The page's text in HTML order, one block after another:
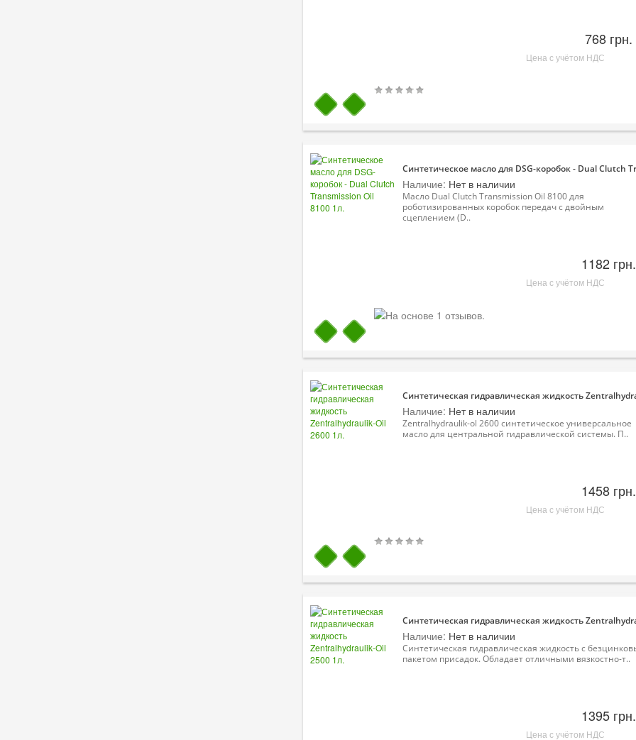
768 грн.
Цена с учётом НДС
Синтетическое масло для DSG-коробок - Dual Clutch
Наличие: Нет в наличии
Масло Dual Clutch Transmission Oil 8100 для
роботизированных коробок передач с двойным
сцеплением (D..
1182 грн.
Цена с учётом НДС
Синтетическая гидравлическая жидкость
Наличие: Нет в наличии
Zentralhydraulik-ol 2600 синтетическое универсальное
масло для центральной гидравлической системы. П..
1458 грн.
Цена с учётом НДС
Синтетическая гидравлическая жидкость
Наличие: Нет в наличии
Синтетическая гидравлическая жидкость с
пакетом присадок. Обладает отличными вязкостно-т..
1395 грн.
Цена с учётом НДС